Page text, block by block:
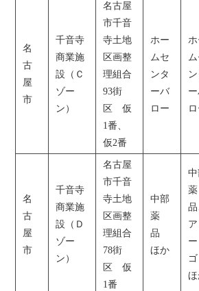
名
古
屋
市
千音寺
商業施
設（Ｃ
ゾー
ン）
名古屋
市千音
寺土地
区画整
理組合
93街
区 仮
1番、
仮2番
ホー
ムセ
ンタ
ーバ
ロー
名
古
屋
市
千音寺
商業施
設（Ｄ
ゾー
ン）
名古屋
市千音
寺土地
区画整
理組合
78街
区 仮
1番
中部
薬
品
ほか
薬
品
ア
ー